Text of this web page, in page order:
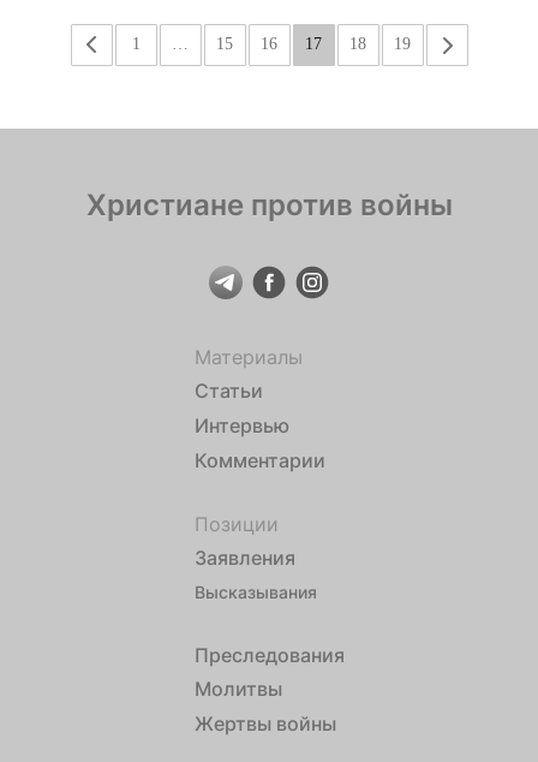
« 1 15 16 17 18 19 »
Христиане против войны
Материалы
Статьи
Интервью
Комментарии
Позиции
Заявления
Высказывания
Преследования
Молитвы
Жертвы войны